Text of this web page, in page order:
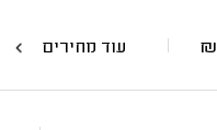
₪ עוד מחירים